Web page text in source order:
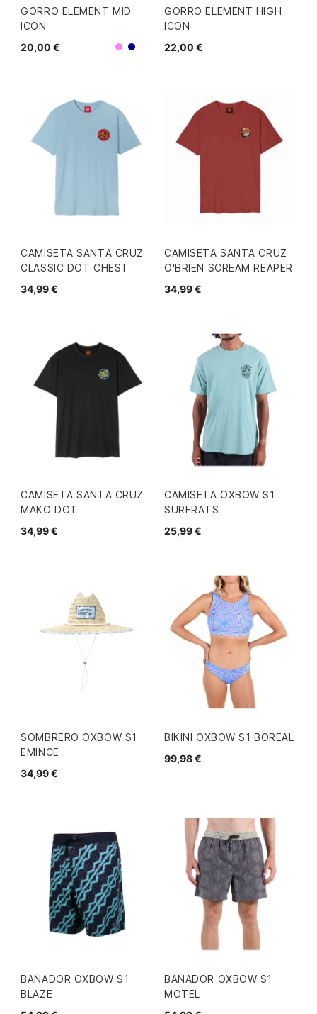
GORRO ELEMENT MID
ICON
20,00 €
Morado
Navy
GORRO ELEMENT HIGH
ICON
22,00 €
CAMISETA SANTA CRUZ
CLASSIC DOT CHEST
34,99 €
CAMISETA SANTA CRUZ
O'BRIEN SCREAM REAPER
34,99 €
CAMISETA SANTA CRUZ
MAKO DOT
34,99 €
CAMISETA OXBOW S1
SURFRATS
25,99 €
SOMBRERO OXBOW S1
EMINCE
34,99 €
BIKINI OXBOW S1 BOREAL
99,98 €
BAÑADOR OXBOW S1
BLAZE
BAÑADOR OXBOW S1
MOTEL